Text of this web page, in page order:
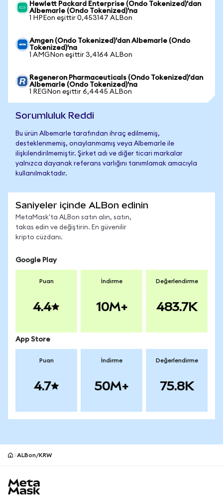
Hewlett Packard Enterprise (Ondo Tokenized)'dan
Albemarle (Ondo Tokenized)'na
1 HPEon eşittir 0,453147 ALBon
Amgen (Ondo Tokenized)'dan Albemarle (Ondo
Tokenized)'na
1 AMGNon eşittir 3,4164 ALBon
Regeneron Pharmaceuticals (Ondo Tokenized)'dan
Albemarle (Ondo Tokenized)'na
1 REGNon eşittir 6,4445 ALBon
Sorumluluk Reddi
Bu ürün Albemarle tarafından ihraç edilmemiş,
desteklenmemiş, onaylanmamış veya Albemarle ile
ilişkilendirilmemiştir. Şirket adı ve diğer ticari markalar
yalnızca dayanak referans varlığını tanımlamak amacıyla
kullanılmaktadır.
Saniyeler içinde ALBon edinin
MetaMask'ta ALBon satın alın, satın,
takas edin ve değiştirin. En güvenilir
kripto cüzdanı.
Google Play
Puan
4.4
İndirme
10M+
Değerlendirme
483.7K
App Store
Puan
4.7
İndirme
50M+
Değerlendirme
75.8K
ALBon/KRW